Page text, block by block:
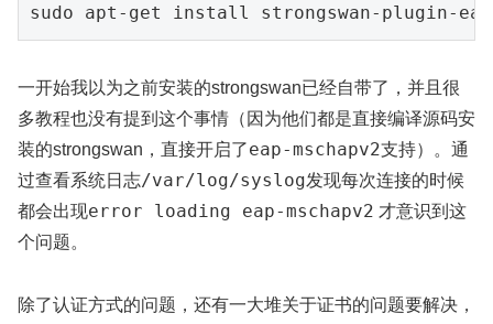
sudo apt-get install strongswan- plugin-
一开始我以为之前安装的strongswan已经自带了，并且很
多教程也没有提到这个事情（因为他们都是直接编译源码安
装的strongswan，直接开启了eap-mschapv2支持）。通
过查看系统日志/var/log/syslog发现每次连接的时候
都会出现error loading eap-mschapv2 才意识到这
个问题。
除了认证方式的问题，还有一大堆关于证书的问题要解决，